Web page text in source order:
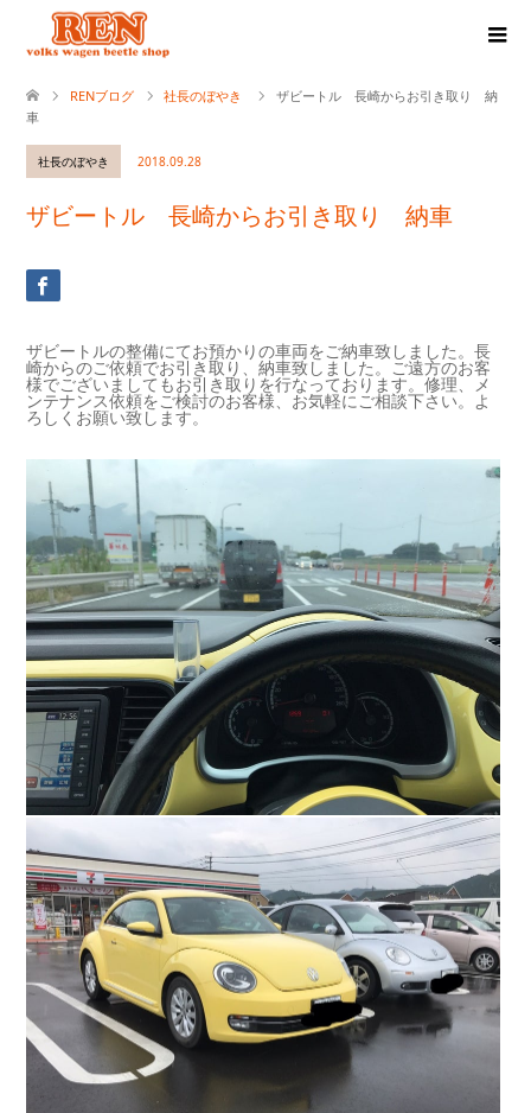
RENブログ 社長のぼやき
ザビートル 長崎からお引き取り 納
車
社長のぼやき 2018.09.28
ザビートル 長崎からお引き取り 納車
ザビートルの整備にてお預かりの車両をご納車致しました。長
崎からのご依頼でお引き取り、納車致しました。ご遠方のお客
様でございましてもお引き取りを行なっております。修理、メ
ンテナンス依頼をご検討のお客様、お気軽にご相談下さい。よ
ろしくお願い致します。